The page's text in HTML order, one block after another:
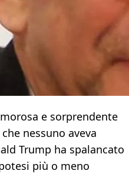
e sorprendente
nessuno aveva
Trump ha spalancato
più o meno